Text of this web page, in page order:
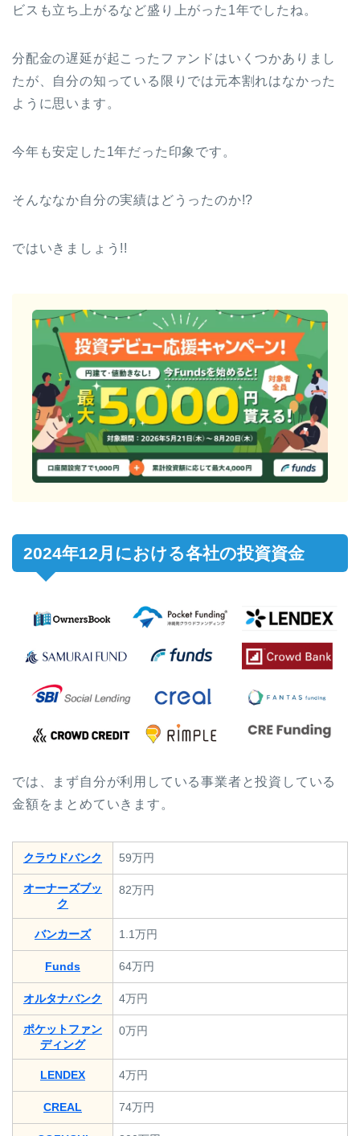
ビスも立ち上がるなど盛り上がった1年でしたね。
分配金の遅延が起こったファンドはいくつかありまし
たが、自分の知っている限りでは元本割れはなかった
ように思います。
今年も安定した1年だった印象です。
そんななか自分の実績はどうったのか!?
ではいきましょう!!
2024年12月における各社の投資資金
では、まず自分が利用している事業者と投資している
金額をまとめていきます。
クラウドバンク 59万円
オーナーズブッ
ク
82万円
バンカーズ 1.1万円
Funds 64万円
オルタナバンク 4万円
ポケットファン
ディング
0万円
LENDEX 4万円
CREAL 74万円